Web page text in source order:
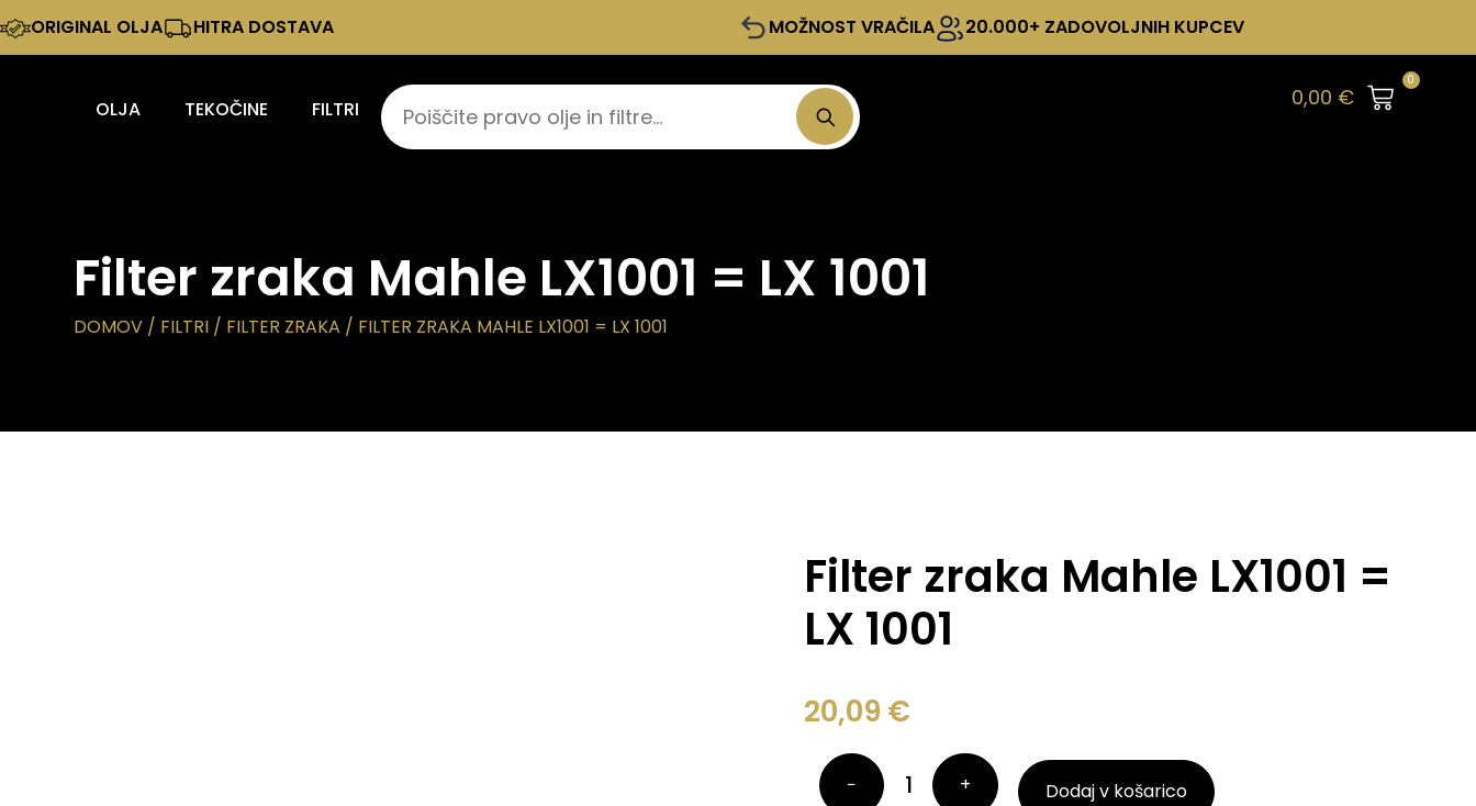
ORIGINAL OLJA HITRA DOSTAVA MOŽNOST VRAČILA 20.000+ ZADOVOLJNIH KUPCEV
OLJA TEKOČINE FILTRI 0,00 €
0
Filter zraka Mahle LX1001 = LX 1001
DOMOV / FILTRI / FILTER ZRAKA / FILTER ZRAKA MAHLE LX1001 = LX 1001
Filter zraka Mahle LX1001 =
LX 1001
20,09 €
− + Dodaj v košarico